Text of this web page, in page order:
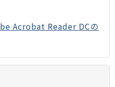
Acrobat Reader DCの